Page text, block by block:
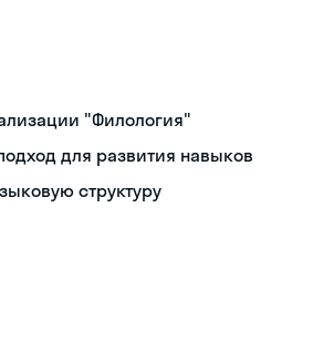
"Филология"
для развития навыков
структуру